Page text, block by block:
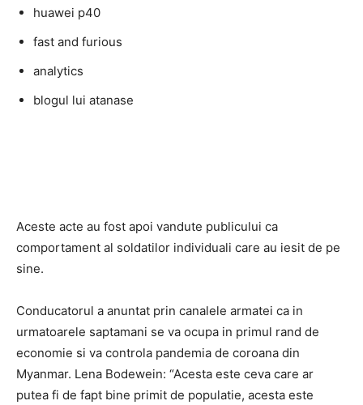
huawei p40
fast and furious
analytics
blogul lui atanase
Aceste acte au fost apoi vandute publicului ca
comportament al soldatilor individuali care au iesit de pe
sine.
Conducatorul a anuntat prin canalele armatei ca in
urmatoarele saptamani se va ocupa in primul rand de
economie si va controla pandemia de coroana din
Myanmar. Lena Bodewein: “Acesta este ceva care ar
putea fi de fapt bine primit de populatie, acesta este